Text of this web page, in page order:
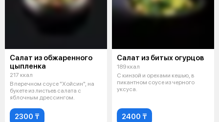
Салат из обжаренного
цыпленка
217 ккал
В перечном соусе "Хойсин", на
букете из листьев салата с
яблочным дрессингом.
2300 ₸
Салат из битых огурцов
189 ккал
С кинзой и орехами кешью, в
пикантном соусе из черного
уксуса.
2400 ₸